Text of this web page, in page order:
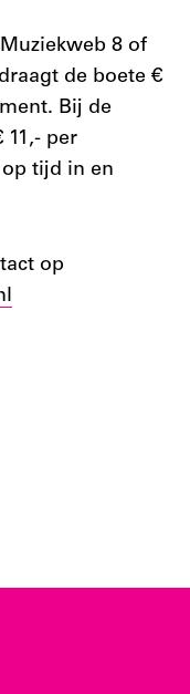
8 of
de boete €
Bij de
11,- per
tijd in en
op